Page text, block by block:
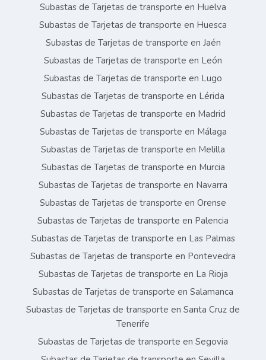
Subastas de Tarjetas de transporte en Huelva
Subastas de Tarjetas de transporte en Huesca
Subastas de Tarjetas de transporte en Jaén
Subastas de Tarjetas de transporte en León
Subastas de Tarjetas de transporte en Lugo
Subastas de Tarjetas de transporte en Lérida
Subastas de Tarjetas de transporte en Madrid
Subastas de Tarjetas de transporte en Málaga
Subastas de Tarjetas de transporte en Melilla
Subastas de Tarjetas de transporte en Murcia
Subastas de Tarjetas de transporte en Navarra
Subastas de Tarjetas de transporte en Orense
Subastas de Tarjetas de transporte en Palencia
Subastas de Tarjetas de transporte en Las Palmas
Subastas de Tarjetas de transporte en Pontevedra
Subastas de Tarjetas de transporte en La Rioja
Subastas de Tarjetas de transporte en Salamanca
Subastas de Tarjetas de transporte en Santa Cruz de
Tenerife
Subastas de Tarjetas de transporte en Segovia